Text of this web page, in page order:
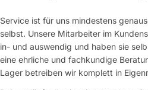
Service ist für uns mindestens
selbst. Unsere Mitarbeiter im
in- und auswendig und haben sie
eine ehrliche und fachkundige
Lager betreiben wir komplett in